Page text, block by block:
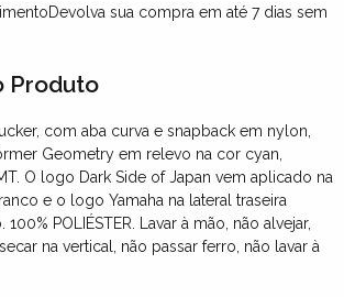
Devolva sua compra em até 7 dias sem
Produto
com aba curva e snapback em nylon,
Geometry em relevo na cor cyan,
O logo Dark Side of Japan vem aplicado na
e o logo Yamaha na lateral traseira
POLIÉSTER. Lavar à mão, não alvejar,
na vertical, não passar ferro, não lavar à